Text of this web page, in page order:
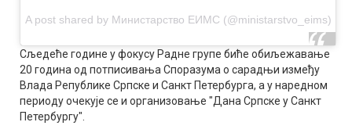
A post shared by Министарство ЕИМС (@ministarstvo_eims)
Сљедеће године у фокусу Радне групе биће обиљежавање
20 година од потписивања Споразума о сарадњи између
Влада Републике Српске и Санкт Петербурга, а у наредном
периоду очекује се и организовање "Дана Српске у Санкт
Петербургу".